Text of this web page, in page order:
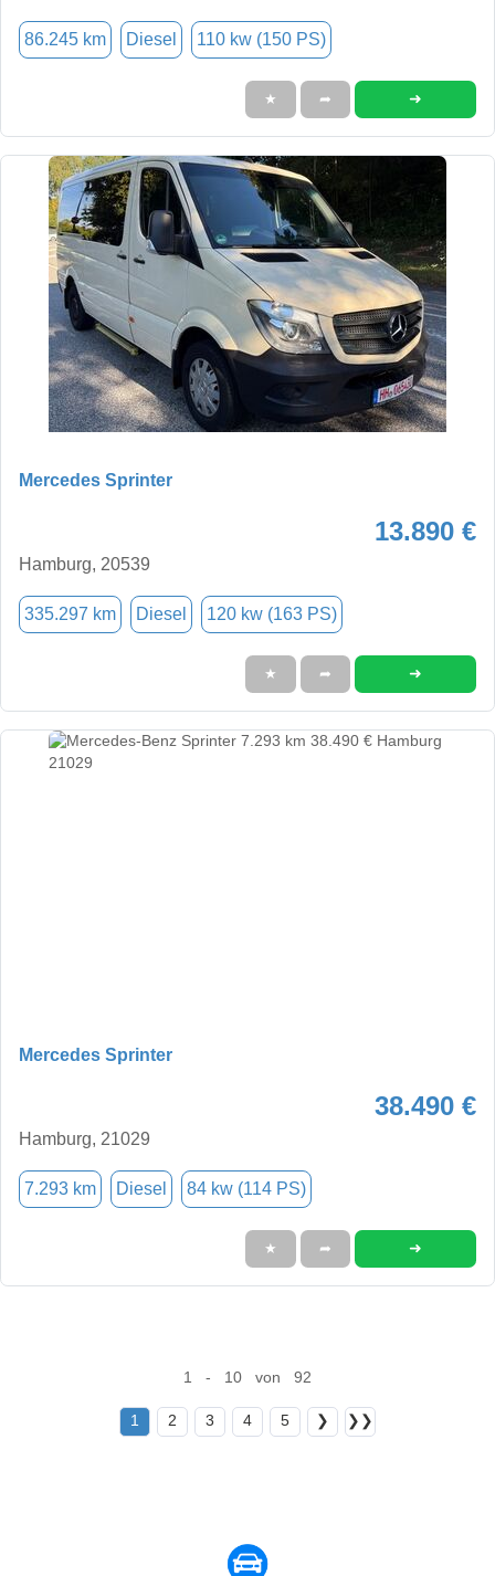
86.245 km Diesel 110 kw (150 PS)
★ ➦ ➜
Mercedes Sprinter
13.890 €
Hamburg, 20539
335.297 km Diesel 120 kw (163 PS)
★ ➦ ➜
Mercedes Sprinter
38.490 €
Hamburg, 21029
7.293 km Diesel 84 kw (114 PS)
★ ➦ ➜
1 - 10 von 92
1 2 3 4 5 ❯ ❯❯